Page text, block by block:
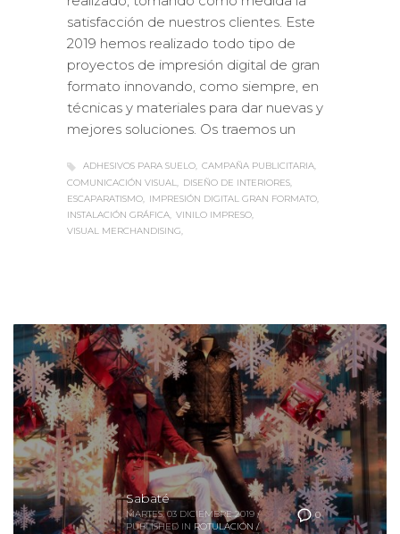
satisfacción de nuestros clientes. Este
2019 hemos realizado todo tipo de
proyectos de impresión digital de gran
formato innovando, como siempre, en
técnicas y materiales para dar nuevas y
mejores soluciones. Os traemos un
COMUNICACIÓN VISUAL
DISEÑO DE INTERIORES
ESCAPARATISMO
IMPRESIÓN DIGITAL GRAN FORMATO
INSTALACIÓN GRÁFICA VINILO IMPRESO
VISUAL MERCHANDISING
Sabaté
MARTES, 03 DICIEMBRE 2019 /
PUBLISHED IN ROTULACIÓN /
SEÑALIZACIÓN,VISUAL MERCHANDISING